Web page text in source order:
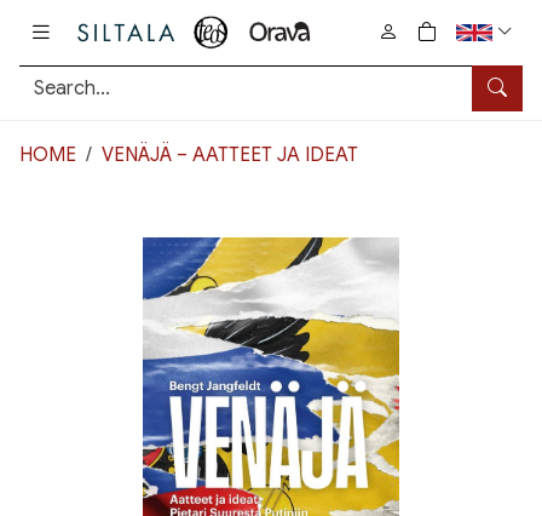
0
tuotetta
HOME VENÄJÄ – AATTEET JA IDEAT